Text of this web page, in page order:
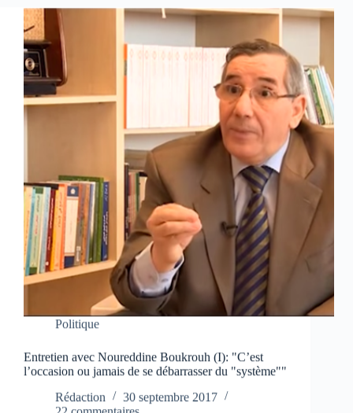
Politique
Entretien avec Noureddine Boukrouh (I): "C’est
l’occasion ou jamais de se débarrasser du "système""
Rédaction
30 septembre 2017